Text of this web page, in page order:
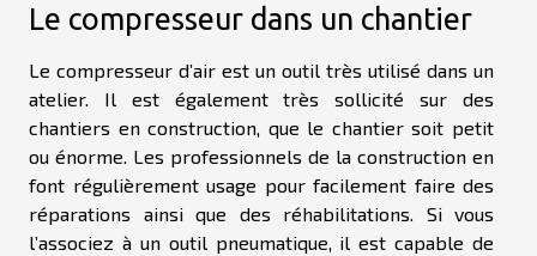
Le compresseur dans un chantier
Le compresseur d’air est un outil très utilisé dans un
atelier. Il est également très sollicité sur des
chantiers en construction, que le chantier soit petit
ou énorme. Les professionnels de la construction en
font régulièrement usage pour facilement faire des
réparations ainsi que des réhabilitations. Si vous
l’associez à un outil pneumatique, il est capable de